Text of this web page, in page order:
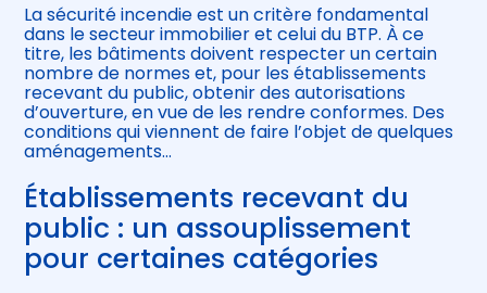
Être prêt pour la facturation
électronique
La sécurité incendie est un critère fondamental
dans le secteur immobilier et celui du BTP. À ce
titre, les bâtiments doivent respecter un certain
nombre de normes et, pour les établissements
recevant du public, obtenir des autorisations
d’ouverture, en vue de les rendre conformes. Des
conditions qui viennent de faire l’objet de quelques
aménagements…
Établissements recevant du
public : un assouplissement
pour certaines catégories